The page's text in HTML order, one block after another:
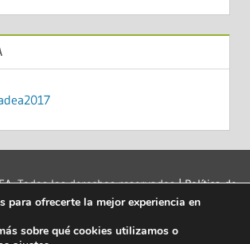
. Todos los derechos reservados| Política de
de las cookies|Aviso legal|Contacto
info@aadea.es|
para ofrecerte la mejor experiencia en
sobre qué cookies utilizamos o